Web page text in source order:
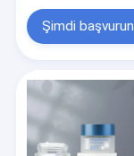
Şimdi başvurun